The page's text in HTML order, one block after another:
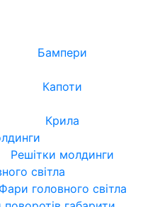
Бампери
Капоти
Крила
Решітки молдинги
Фари головного світла